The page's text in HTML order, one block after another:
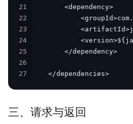
21
22
23
24
25
26
27
    </dependencies>
三、请求与返回